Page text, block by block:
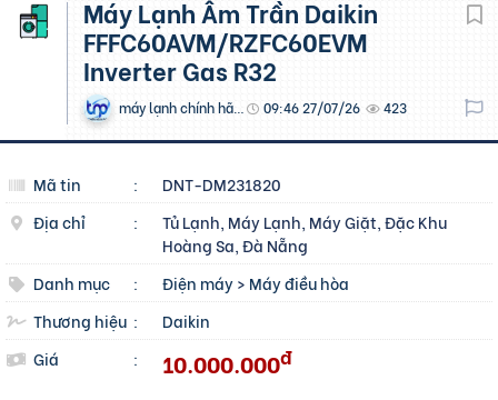
Máy Lạnh Âm Trần Daikin
FFFC60AVM/RZFC60EVM
Inverter Gas R32
09:46 27/07/26 423
Mã tin :
DNT-DM231820
Địa chỉ
:
Tủ Lạnh, Máy Lạnh, Máy Giặt, Đặc Khu
Hoàng Sa, Đà Nẵng
Danh mục
: Điện máy> Máy điều hòa
Thương hiệu :
Daikin
Giá
: 10.000.000đ